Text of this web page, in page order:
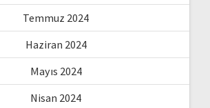
Temmuz 2024
Haziran 2024
Mayıs 2024
Nisan 2024